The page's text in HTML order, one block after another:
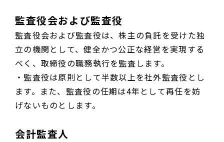
監査役会および監査役
監査役会および監査役は、株主の負託を受けた独
立の機関として、健全かつ公正な経営を実現する
べく、取締役の職務執行を監査します。
・監査役は原則として半数以上を社外監査役とし
ます。また、監査役の任期は4年として再任を妨
げないものとします。
会計監査人